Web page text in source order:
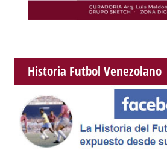
Historia Futbol Venezolano